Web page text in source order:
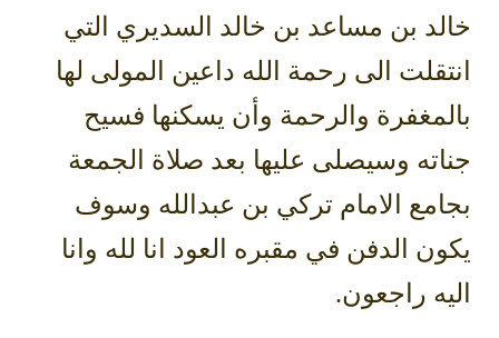
خالد بن مساعد بن خالد السديري التي
انتقلت الى رحمة الله داعين المولى لها
بالمغفرة والرحمة وأن يسكنها فسيح
جناته وسيصلى عليها بعد صلاة الجمعة
بجامع الامام تركي بن عبدالله وسوف
يكون الدفن في مقبره العود انا لله وانا
اليه راجعون.